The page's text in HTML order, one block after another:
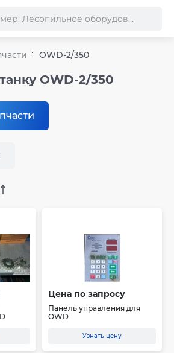
OWD-2/350
OWD-2/350
Цена по запросу
Панель управления для
OWD
Узнать цену